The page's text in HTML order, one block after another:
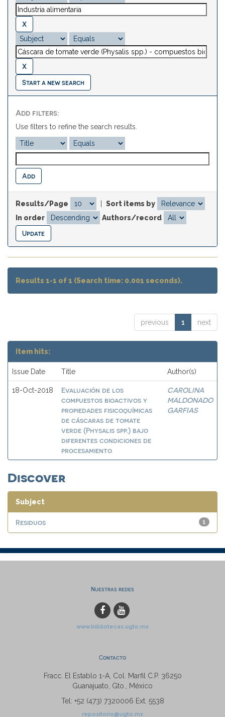
Start a new search
Add filters:
Use filters to refine the search results.
Results/Page
Sort items by
In order
Authors/record
Results 1-1 of 1 (Search time: 0.001 seconds).
previous 1 next
Item hits:
Issue Date Title Author(s)
18-Oct-2018
Evaluación de los
compuestos bioactivos y
propiedades fisicoquímicas
de cáscaras de tomate
verde (Physalis spp.) bajo
diferentes condiciones de
procesamiento
CAROLINA
MALDONADO
GARFIAS
Discover
Subject
1
Residuos
Nuestras redes
www.bibliotecas.ugto.mx
Contacto
Fracc. El Establo 1-A, Col. Marfil C.P. 36250
Guanajuato, Gto., México
Tel: +52 (473) 7320006 Ext. 5538
repositorio@ugto.mx